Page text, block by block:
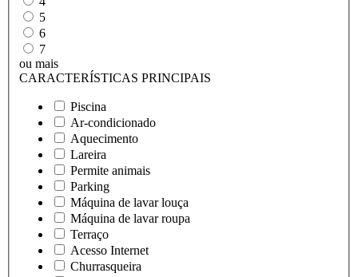
5
6
7
ou mais
CARACTERÍSTICAS PRINCIPAIS
Piscina
Ar-condicionado
Aquecimento
Lareira
Permite animais
Parking
Máquina de lavar louça
Máquina de lavar roupa
Terraço
Acesso Internet
Churrasqueira